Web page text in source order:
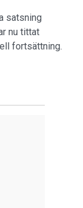
satsning
nu tittat
fortsättning.